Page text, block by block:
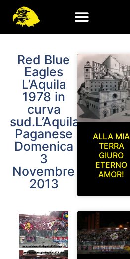
Red Blue
Eagles
L’Aquila
1978 in
curva
sud.L’Aquila-
Paganese
Domenica
3
Novembre
2013
ALLA MIA
TERRA
GIURO
ETERNO
AMOR!